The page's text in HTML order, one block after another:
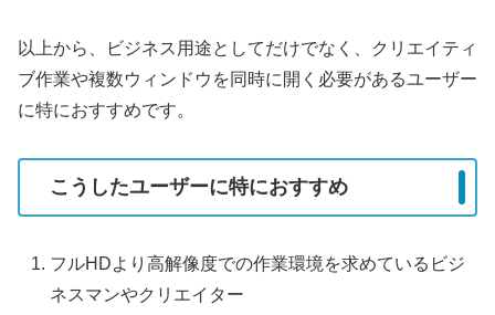
以上から、ビジネス用途としてだけでなく、クリエイティ
ブ作業や複数ウィンドウを同時に開く必要があるユーザー
に特におすすめです。
こうしたユーザーに特におすすめ
フルHDより高解像度での作業環境を求めているビジ
ネスマンやクリエイター